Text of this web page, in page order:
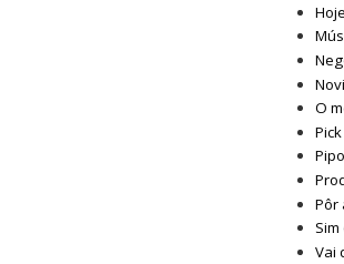
O
Pôr
Vai